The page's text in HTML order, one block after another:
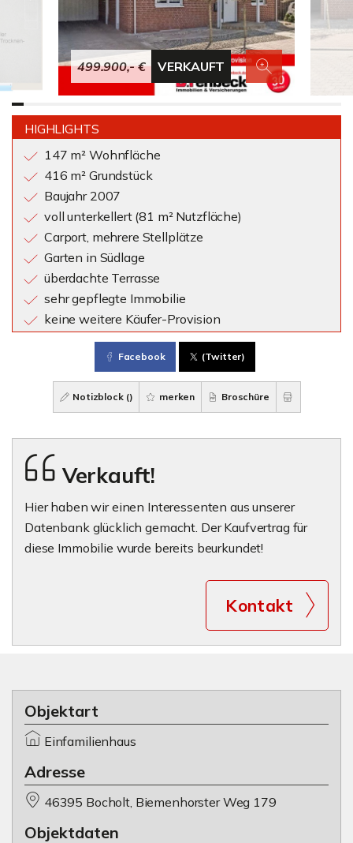
499.900,- € VERKAUFT
HIGHLIGHTS
147 m² Wohnfläche
416 m² Grundstück
Baujahr 2007
voll unterkellert (81 m² Nutzfläche)
Carport, mehrere Stellplätze
Garten in Südlage
überdachte Terrasse
sehr gepflegte Immobilie
keine weitere Käufer-Provision
Facebook (Twitter)
Notizblock () merken Broschüre
Verkauft!
Hier haben wir einen Interessenten aus unserer
Datenbank glücklich gemacht. Der Kaufvertrag für
diese Immobilie wurde bereits beurkundet!
Kontakt
Objektart
Einfamilienhaus
Adresse
46395 Bocholt, Biemenhorster Weg 179
Objektdaten